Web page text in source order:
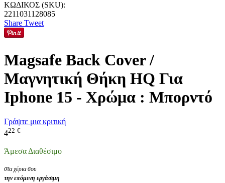
ΚΩΔΙΚΟΣ (SKU):
2211031128085
Share Tweet
Magsafe Back Cover /
Μαγνητική Θήκη HQ Για
Iphone 15 - Χρώμα : Μπορντό
Γράψτε μια κριτική
422 €
Άμεσα Διαθέσιμο
στα χέρια σου
την επόμενη εργάσιμη